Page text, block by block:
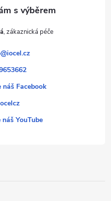
@iocel.cz
náš Facebook
YouTube